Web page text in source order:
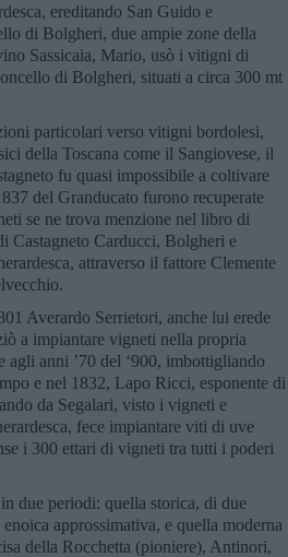
ereditando San Guido e
di Bolgheri, due ampie zone della
Sassicaia, Mario, usò i vitigni di
di Bolgheri, situati a circa 300 mt
particolari verso vitigni bordolesi,
della Toscana come il Sangiovese, il
fu quasi impossibile a coltivare
del Granducato furono recuperate
se ne trova menzione nel libro di
Castagneto Carducci, Bolgheri e
attraverso il fattore Clemente
Averardo Serrietori, anche lui erede
a impiantare vigneti nella propria
anni ’70 del ‘900, imbottigliando
e nel 1832, Lapo Ricci, esponente di
da Segalari, visto i vigneti e
fece impiantare viti di uve
i 300 ettari di vigneti tra tutti i poderi
due periodi: quella storica, di due
approssimativa, e quella moderna
della Rocchetta (pioniere), Antinori,